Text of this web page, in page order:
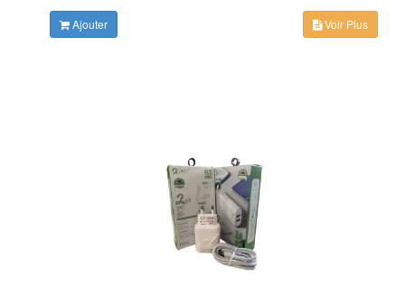
Ajouter Voir Plus